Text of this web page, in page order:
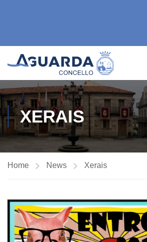
XERAIS
Home News Xerais